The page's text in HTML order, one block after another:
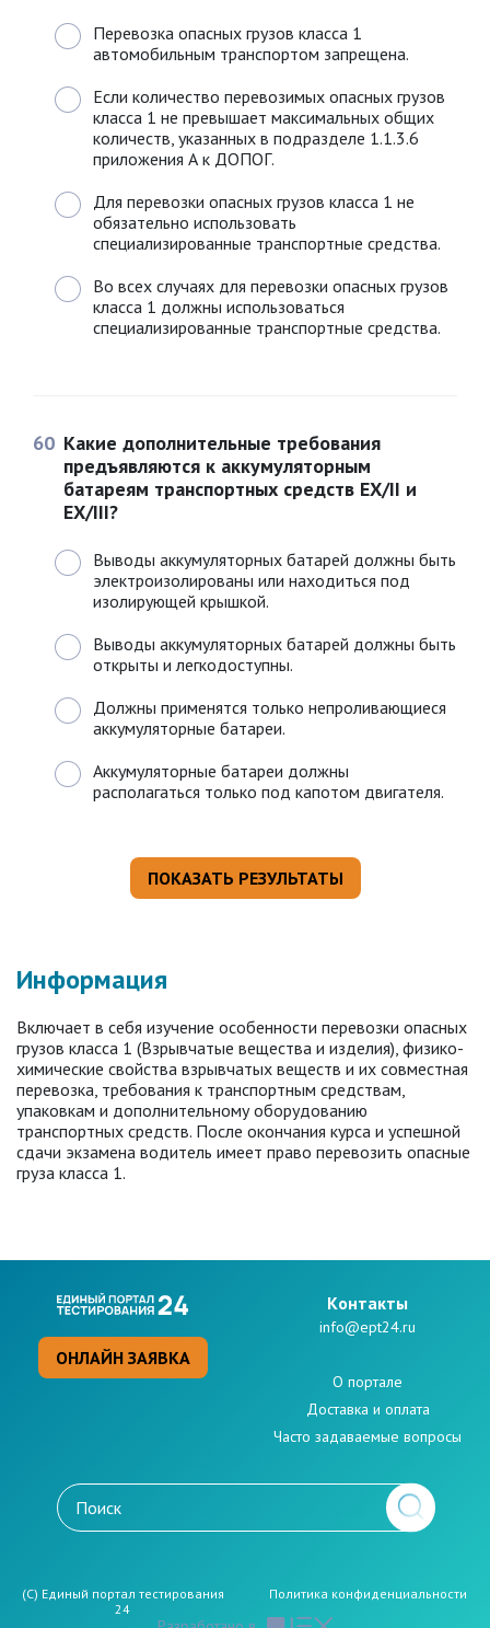
Перевозка опасных грузов класса 1
автомобильным транспортом запрещена.
Если количество перевозимых опасных грузов
класса 1 не превышает максимальных общих
количеств, указанных в подразделе 1.1.3.6
приложения А к ДОПОГ.
Для перевозки опасных грузов класса 1 не
обязательно использовать
специализированные транспортные средства.
Во всех случаях для перевозки опасных грузов
класса 1 должны использоваться
специализированные транспортные средства.
60 Какие дополнительные требования
предъявляются к аккумуляторным
батареям транспортных средств EX/II и
EX/III?
Выводы аккумуляторных батарей должны быть
электроизолированы или находиться под
изолирующей крышкой.
Выводы аккумуляторных батарей должны быть
открыты и легкодоступны.
Должны применятся только непроливающиеся
аккумуляторные батареи.
Аккумуляторные батареи должны
располагаться только под капотом двигателя.
Информация
Включает в себя изучение особенности перевозки опасных
грузов класса 1 (Взрывчатые вещества и изделия), физико-
химические свойства взрывчатых веществ и их совместная
перевозка, требования к транспортным средствам,
упаковкам и дополнительному оборудованию
транспортных средств. После окончания курса и успешной
сдачи экзамена водитель имеет право перевозить опасные
груза класса 1.
ОНЛАЙН ЗАЯВКА
Kонтакты
info@ept24.ru
О портале
Доставка и оплата
Часто задаваемые вопросы
(C) Единый портал тестирования
24
Политикa конфиденциальности